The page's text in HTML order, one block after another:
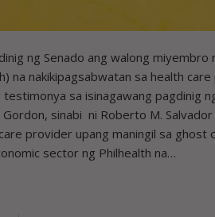
ng Senado ang walong
na nakikipagsabwatan sa health
sa isinagawang pagdinig
Gordon, sinabi ni Roberto M.
provider upang maningil sa ghost
sector ng Philhealth na…